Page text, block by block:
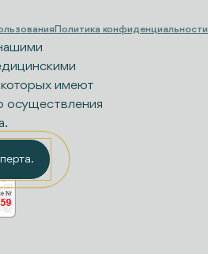
Политика конфиденциальности
имеют
осуществления